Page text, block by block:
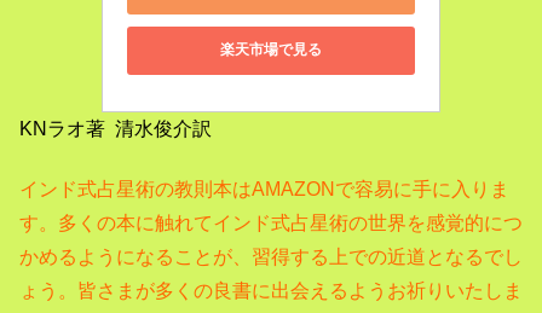
楽天市場で見る
KNラオ著 清水俊介訳
インド式占星術の教則本はAMAZONで容易に手に入りま
す。 多くの本に触れてインド式占星術の世界を感覚的につ
かめるようになることが、習得する上での近道となるでし
ょう。 皆さまが多くの良書に出会えるようお祈りいたしま